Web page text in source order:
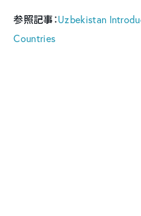
参照記事：Uzbekistan
Countries